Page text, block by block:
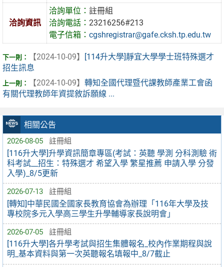
相關公告
2026-08-05 註冊組
[116升大學]升學資訊簡章專區(考試：英聽 學測 分科測驗 術
科考試__招生：特殊選才 希望入學 繁星推薦 申請入學 分發
入學)_8/5更新
2026-07-13 註冊組
[轉知]中華民國全國家長教育協會為辦理「116年大學及技
專校院多元入學高三學生升學輔導家長說明會」
2026-07-05 註冊組
[116升大學]各升學考試與招生集體報名_校內作業期程與說
明_基本資料與第一次英聽報名填報中_8/7截止
洽詢資訊
洽詢單位：註冊組
洽詢電話：23216256#213
電子信箱：cgshregistrar@gafe.cksh.tp.edu.tw
【2024-10-09】
[114升大學]靜宜大學學士班特殊選才
招生訊息
【2024-10-09】 轉知全國代理暨代課教師產業工會函
有關代理教師年資提敘訴願線 ...